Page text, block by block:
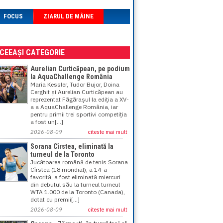
FOCUS ZIARUL DE MÂINE
CATEGORIE
Aurelian Curticăpean, pe podium
la AquaChallenge România
Maria Kessler, Tudor Bujor, Doina
Cerghit și Aurelian Curticăpean au
reprezentat Făgărașul la ediția a XV-
a a AquaChallenge România, iar
pentru primii trei sportivi competiția
a fost un[...]
2026-08-09 citeste mai mult
Sorana Cîrstea, eliminată la
turneul de la Toronto
Jucătoarea română de tenis Sorana
Cîrstea (18 mondial), a 14-a
favorită, a fost eliminată miercuri
din debutul său la turneul turneul
WTA 1.000 de la Toronto (Canada),
dotat cu premii[...]
2026-08-09 citeste mai mult